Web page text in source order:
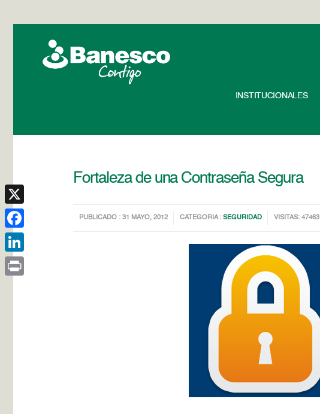
INSTITUCIONALES
Fortaleza de una Contraseña Segura
PUBLICADO : 31 MAYO, 2012 CATEGORIA :SEGURIDAD VISITAS: 47463
X
Facebook
LinkedIn